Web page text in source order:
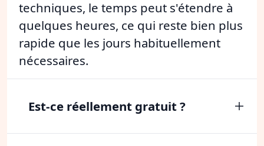
techniques, le temps peut s'étendre à
quelques heures, ce qui reste bien plus
rapide que les jours habituellement
nécessaires.
Est-ce réellement gratuit ?